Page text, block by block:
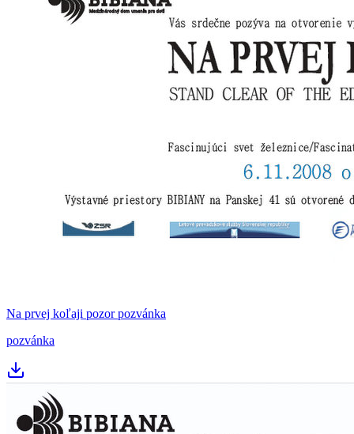
Na prvej koľaji pozor pozvánka
pozvánka